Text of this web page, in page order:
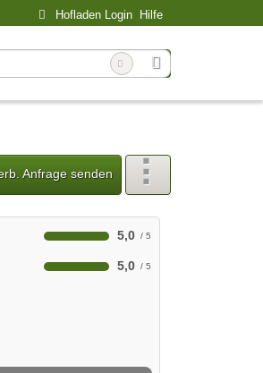
Hofladen Login Hilfe
Anfrage senden
5,0
5,0